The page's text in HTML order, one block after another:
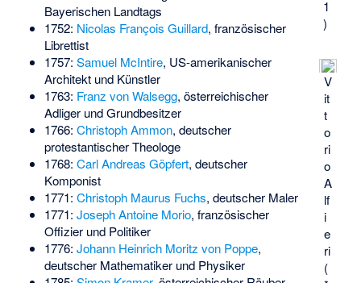
1
)
V
it
t
o
ri
o
A
lf
i
e
ri
(
Bayerischen Landtags
1752: Nicolas François Guillard, französischer
Librettist
1757: Samuel McIntire, US-amerikanischer
Architekt und Künstler
1763: Franz von Walsegg, österreichischer
Adliger und Grundbesitzer
1766: Christoph Ammon, deutscher
protestantischer Theologe
1768: Carl Andreas Göpfert, deutscher
Komponist
1771: Christoph Maurus Fuchs, deutscher Maler
1771: Joseph Antoine Morio, französischer
Offizier und Politiker
1776: Johann Heinrich Moritz von Poppe,
deutscher Mathematiker und Physiker